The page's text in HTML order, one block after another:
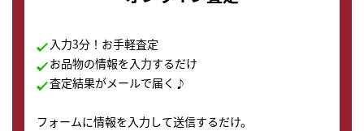
入力3分！お手軽査定
お品物の情報を入力するだけ
査定結果がメールで届く♪
フォームに情報を入力して送信するだけ。